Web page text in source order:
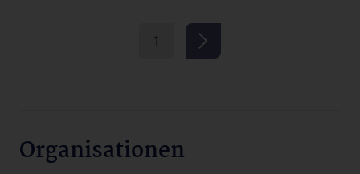
1
Organisationen